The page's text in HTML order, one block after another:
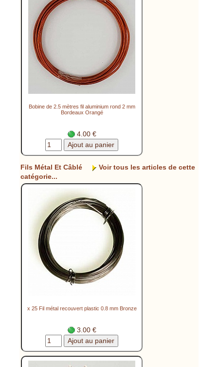
Bobine de 2.5 mètres fil aluminium rond 2 mm
Bordeaux Orangé
4.00 €
Fils Métal Et Câblé
Voir tous les articles de cette
catégorie...
x 25 Fil métal recouvert plastic 0.8 mm Bronze
3.00 €